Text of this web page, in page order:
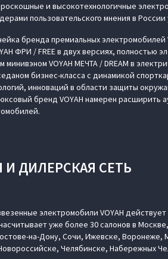
и высокотехнологичные
пользовательского мнения в
бренда премиальных
ФРИ / FREE в двух версиях, полностью
минивэном VOYAH МЕЧТА / DREAM в
бизнес-класса с динамикой
инноваций в области защиты
бренд VOYAH намерен
И ДИЛЕРСКАЯ СЕТЬ
электромобили VOYAH
уже более 30 салонов в
на-Дону, Сочи, Ижевске, Воронеже,
Челябинске, Набережных